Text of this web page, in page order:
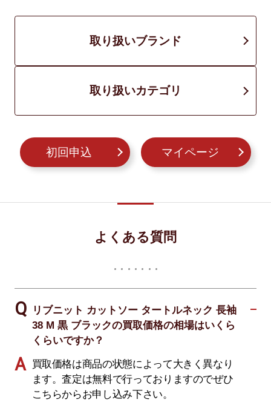
取り扱いブランド
取り扱いカテゴリ
初回申込 マイページ
よくある質問
リブニット カットソー タートルネック 長袖
38 M 黒 ブラックの買取価格の相場はいくら
くらいですか？
買取価格は商品の状態によって大きく異なり
ます。査定は無料で行っておりますのでぜひ
こちらからお申し込み下さい。